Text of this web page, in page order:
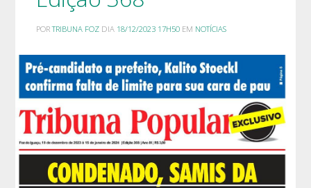
PORTRIBUNA FOZ DIA 18/12/2023 17H50 EM NOTÍCIAS